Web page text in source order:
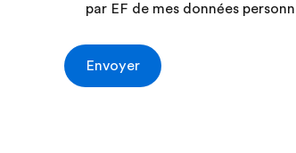
par EF de mes données
Envoyer